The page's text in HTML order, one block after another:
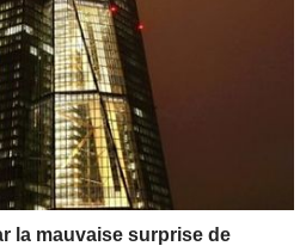
la mauvaise surprise de